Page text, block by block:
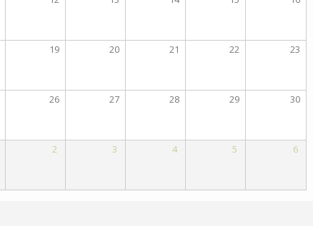
19 20 21 22 23
26 27 28 29 30
2 3 4 5 6